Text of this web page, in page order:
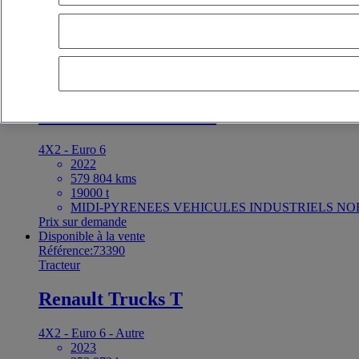
dernières offres les premières offres première immatriculation -
Disponible à la vente
4X2 - Euro 6
2022
579 804 kms
19000 t
MIDI-PYRENEES VEHICULES INDUSTRIELS
Prix sur demande
Disponible à la vente
Référence:73390
Tracteur
Renault Trucks T
4X2 - Euro 6 - Autre
2023